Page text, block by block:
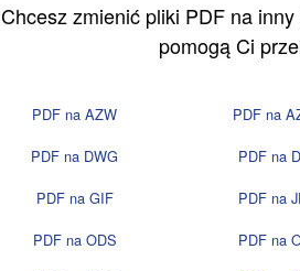
Chcesz zmienić pliki PDF na
pomogą Ci
PDF na AZW PDF na
PDF na DWG PDF na
PDF na GIF PDF na
PDF na ODS PDF na